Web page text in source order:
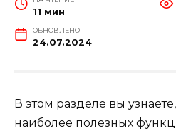
11 мин
ОБНОВЛЕНО
24.07.2024
В этом разделе вы
наиболее полезных